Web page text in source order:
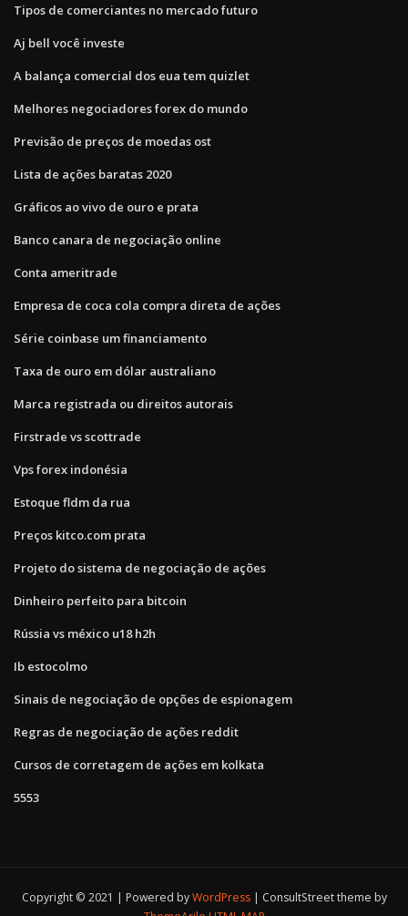
Tipos de comerciantes no mercado futuro
Aj bell você investe
A balança comercial dos eua tem quizlet
Melhores negociadores forex do mundo
Previsão de preços de moedas ost
Lista de ações baratas 2020
Gráficos ao vivo de ouro e prata
Banco canara de negociação online
Conta ameritrade
Empresa de coca cola compra direta de ações
Série coinbase um financiamento
Taxa de ouro em dólar australiano
Marca registrada ou direitos autorais
Firstrade vs scottrade
Vps forex indonésia
Estoque fldm da rua
Preços kitco.com prata
Projeto do sistema de negociação de ações
Dinheiro perfeito para bitcoin
Rússia vs méxico u18 h2h
Ib estocolmo
Sinais de negociação de opções de espionagem
Regras de negociação de ações reddit
Cursos de corretagem de ações em kolkata
5553
Copyright © 2021 | Powered byWordPress
ConsultStreet theme by